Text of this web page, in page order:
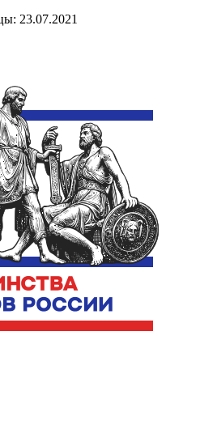
23.07.2021